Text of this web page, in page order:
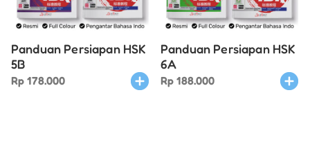
Panduan Persiapan HSK
5B
Rp 178.000
Panduan Persiapan HSK
6A
Rp 188.000